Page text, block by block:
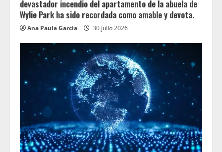
devastador incendio del apartamento de la abuela de
Wylie Park ha sido recordada como amable y devota.
Ana Paula García 30 julio 2026